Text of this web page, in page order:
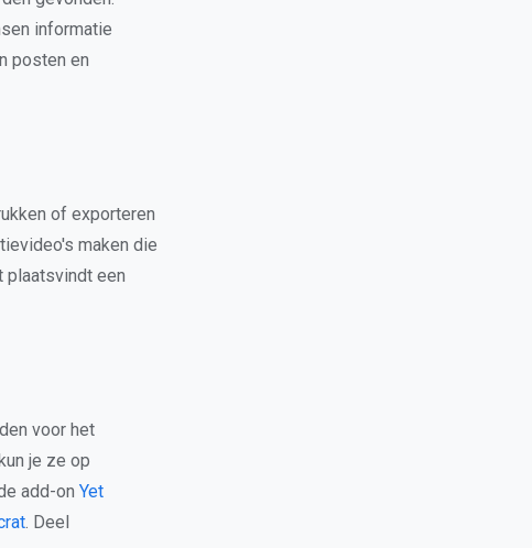
informatie
posten en
of exporteren
maken die
plaatsvindt een
voor het
je ze op
add-on Yet
. Deel